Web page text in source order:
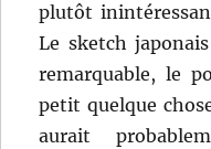
plutôt
Le sketch
remarquable, le
petit quelque
aurait